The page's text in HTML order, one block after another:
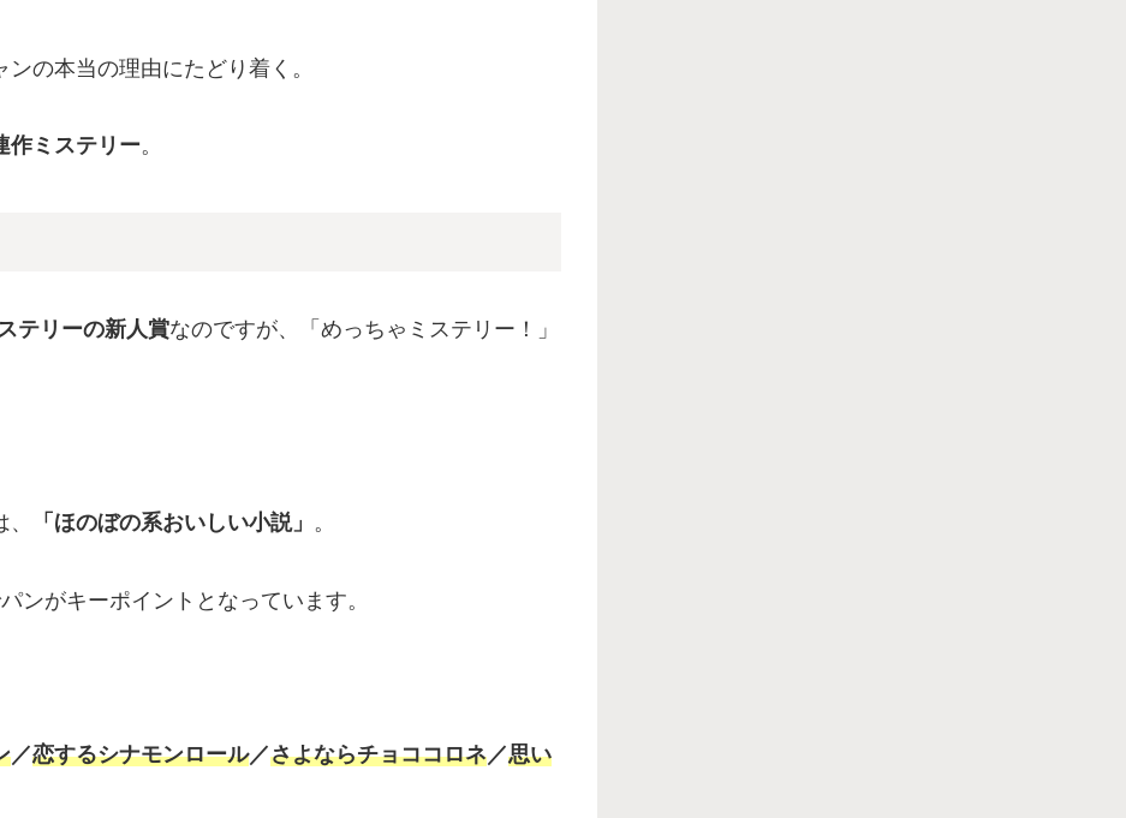
の本当の理由にたどり着く。
作ミステリー。
テリーの新人賞なのですが、「めっちゃミステリー！」
「ほのぼの系おいしい小説」 。
ンがキーポイントとなっています。
／恋するシナモンロール／さよならチョココロネ／思い